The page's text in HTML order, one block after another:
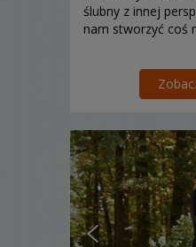
ślubny z innej
nam stworzyć coś